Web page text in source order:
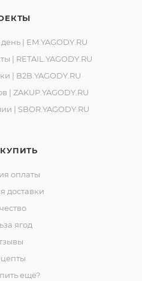
| EM.YAGODY.RU
| RETAIL.YAGODY.RU
| B2B.YAGODY.RU
| ZAKUP.YAGODY.RU
| SBOR.YAGODY.RU
оплаты
доставки
ягод
ещё?